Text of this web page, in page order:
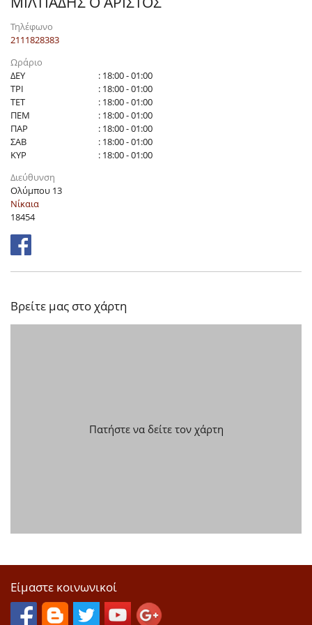
Τηλέφωνο
2111828383
Ωράριο
ΔΕΥ
: 18:00 - 01:00
ΤΡΙ
: 18:00 - 01:00
ΤΕΤ
: 18:00 - 01:00
ΠΕΜ
: 18:00 - 01:00
ΠΑΡ
: 18:00 - 01:00
ΣΑΒ
: 18:00 - 01:00
ΚΥΡ
: 18:00 - 01:00
Διεύθυνση
Ολύμπου 13
Νίκαια
18454
Βρείτε μας στο χάρτη
Πατήστε να δείτε τον χάρτη
Είμαστε κοινωνικοί